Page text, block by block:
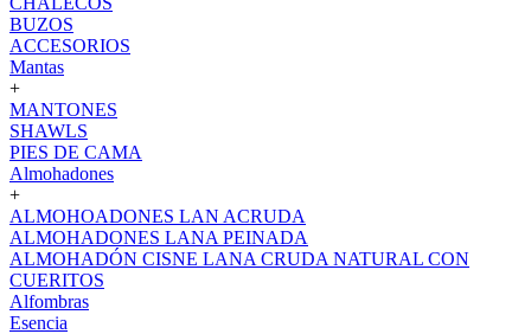
BUZOS
ACCESORIOS
Mantas
+
MANTONES
SHAWLS
PIES DE CAMA
Almohadones
+
ALMOHOADONES LAN ACRUDA
ALMOHADONES LANA PEINADA
ALMOHADÓN CISNE LANA CRUDA NATURAL CON
CUERITOS
Alfombras
Esencia